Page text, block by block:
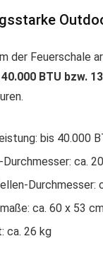
der Feuerschale
40.000 BTU bzw.
bis 40.000
Durchmesser: ca.
Durchmesser:
ca. 60 x 53
ca. 26 kg